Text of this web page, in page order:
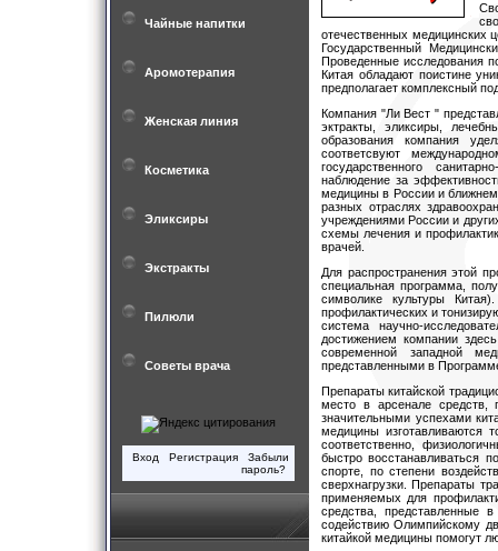
Чайные напитки
Аромотерапия
Женская линия
Косметика
Эликсиры
Экстракты
Пилюли
Советы врача
Вход Регистрация
Забыли
пароль?
отечественных медицинских
Государственный
Проведенные исследования
Китая обладают поистине
предполагает комплексный
Компания "Ли Вест "
эктракты, эликсиры,
образования компания
соответсвуют
государственного
наблюдение за
медицины в России и
разных отраслях
учреждениями России и
схемы лечения и
врачей.
Для распространения этой
специальная программа,
символике культуры
профилактических и
система научно-
достижением компании
современной западной
представленными в
Препараты китайской
место в арсенале средств,
значительными успехами
медицины изготавливаются
соответственно,
быстро восстанавливаться
спорте, по степени
сверхнагрузки.Препараты
применяемых для
средства, представленные
содействию Олимпийскому
китайкой медицины помогут